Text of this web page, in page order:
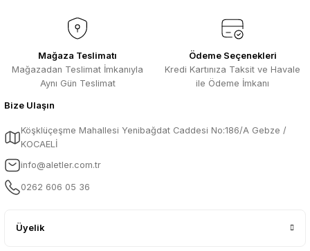
Mağaza Teslimatı
Mağazadan Teslimat İmkanıyla
Aynı Gün Teslimat
Ödeme Seçenekleri
Kredi Kartınıza Taksit ve Havale
ile Ödeme İmkanı
Bize Ulaşın
Köşklüçeşme Mahallesi Yenibağdat Caddesi No:186/A Gebze /
KOCAELİ
info@aletler.com.tr
0262 606 05 36
Üyelik